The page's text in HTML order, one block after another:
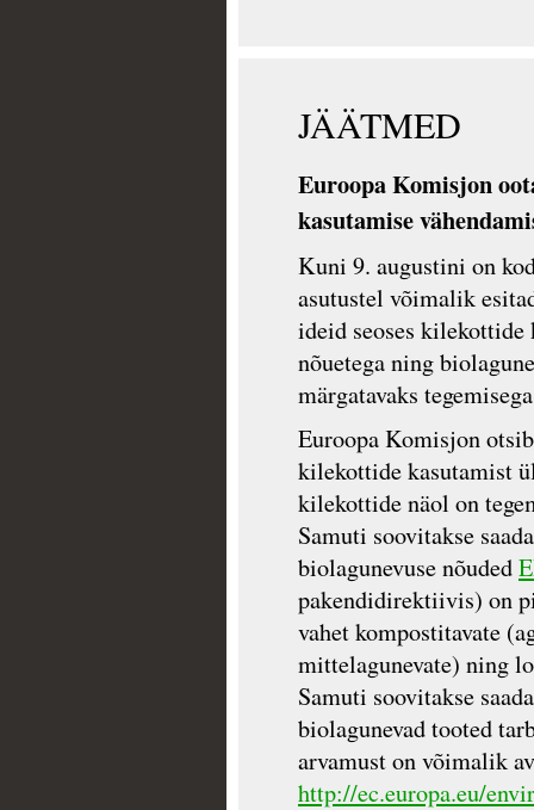
JÄÄTMED
Euroopa Komisjon
kasutamise
Kuni 9. augustini on
asutustel võimalik
ideid seoses kilekottide
nõuetega ning
märgatavaks
Euroopa Komisjon
kilekottide kasutamist
kilekottide näol on
Samuti soovitakse
biolagunevuse nõuded
pakendidirektiivis) on
vahet kompostitavate
mittelagunevate) ning
Samuti soovitakse
biolagunevad tooted
arvamust on võimalik
http://ec.europa.eu/